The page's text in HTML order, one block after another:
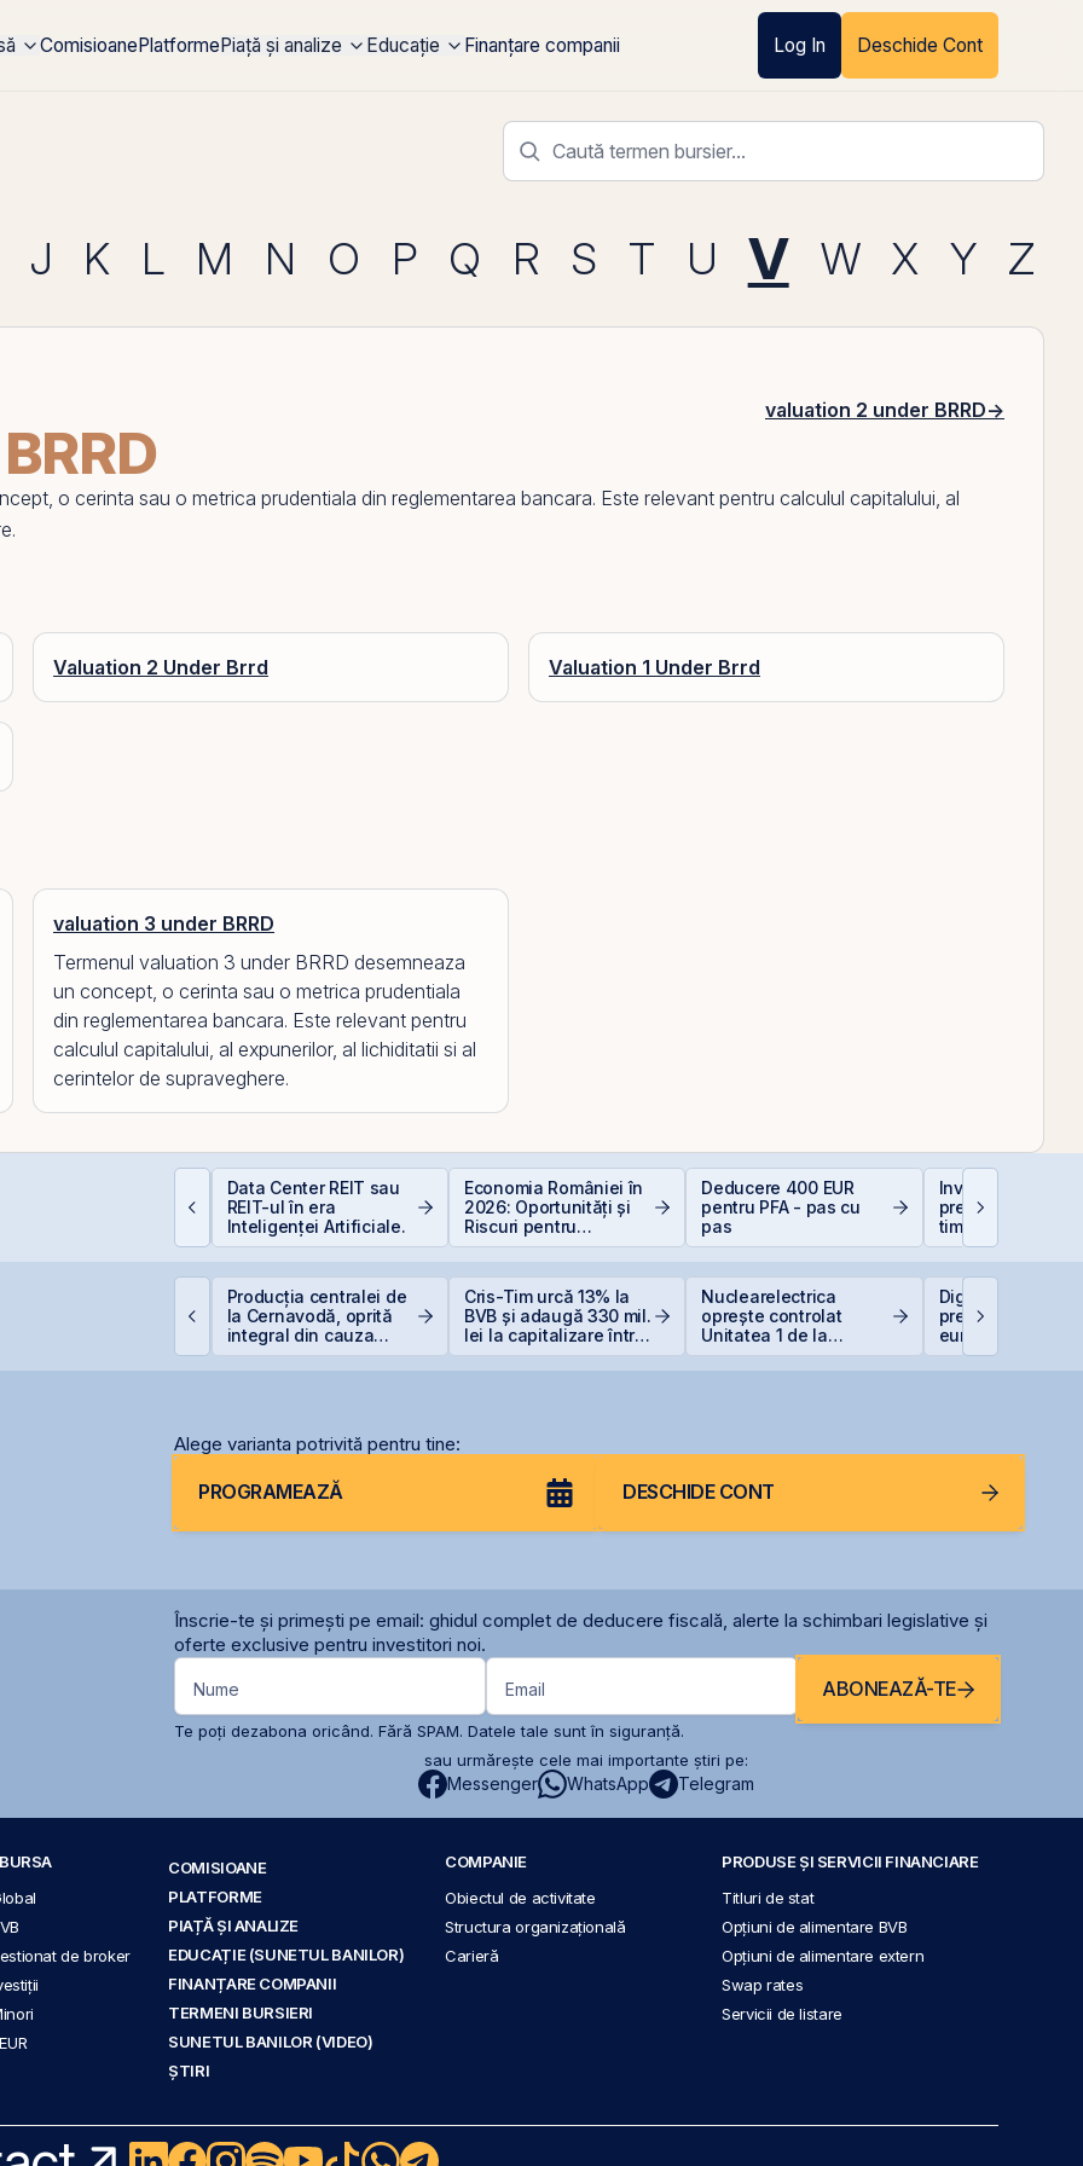
ComisioanePlatformePiață și analize Educație Finanțare companii Log In Deschide Cont
J K L M N O P Q R S T U V W X Y Z
valuation 2 under BRRD→
o cerinta sau o metrica prudentiala din reglementarea bancara. Este relevant pentru calculul capitalului, al
Valuation 2 Under Brrd Valuation 1 Under Brrd
valuation 3 under BRRD
Termenul valuation 3 under BRRD desemneaza
un concept, o cerinta sau o metrica prudentiala
din reglementarea bancara. Este relevant pentru
calculul capitalului, al expunerilor, al lichiditatii si al
cerintelor de supraveghere.
Data Center REIT sau
REIT-ul în era
Inteligenței Artificiale.
Economia României în
2026: Oportunități și
Riscuri pentru
Investitori
Deducere 400 EUR
pentru PFA - pas cu
pas
Investiții la 50+
prea târziu sau
timp?
Producția centralei de
la Cernavodă, oprită
integral din cauza
Cris-Tim urcă 13% la
BVB și adaugă 330 mil.
lei la capitalizare într-o
Nuclearelectrica
oprește controlat
Unitatea 1 de la
Digi Spain
prețul IPO la 5,60
euro/acțiune
Alege varianta potrivită pentru tine:
PROGRAMEAZĂ DESCHIDE CONT
Înscrie-te și primești pe email: ghidul complet de deducere fiscală, alerte la schimbari legislative și
oferte exclusive pentru investitori noi.
Nume Email ABONEAZĂ-TE
Te poți dezabona oricând. Fără SPAM. Datele tale sunt în siguranță.
sau urmărește cele mai importante știri pe:
Messenger WhatsApp Telegram
de broker
COMISIOANE
PLATFORME
PIAȚĂ ȘI ANALIZE
EDUCAȚIE (SUNETUL BANILOR)
FINANȚARE COMPANII
TERMENI BURSIERI
SUNETUL BANILOR (VIDEO)
ȘTIRI
COMPANIE
Obiectul de activitate
Structura organizațională
Carieră
PRODUSE ȘI SERVICII FINANCIARE
Titluri de stat
Opțiuni de alimentare BVB
Opțiuni de alimentare extern
Swap rates
Servicii de listare